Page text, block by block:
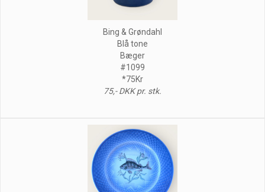
Bing & Grøndahl
Blå tone
Bæger
#1099
*75Kr
75,- DKK pr. stk.